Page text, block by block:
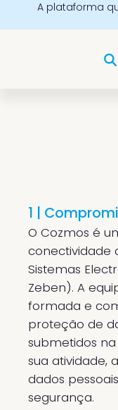
A plataforma
1 |
O Cozmos é
conectividade
Sistemas
Zeben). A
formada e
proteção de
submetidos
sua atividade,
dados
segurança.